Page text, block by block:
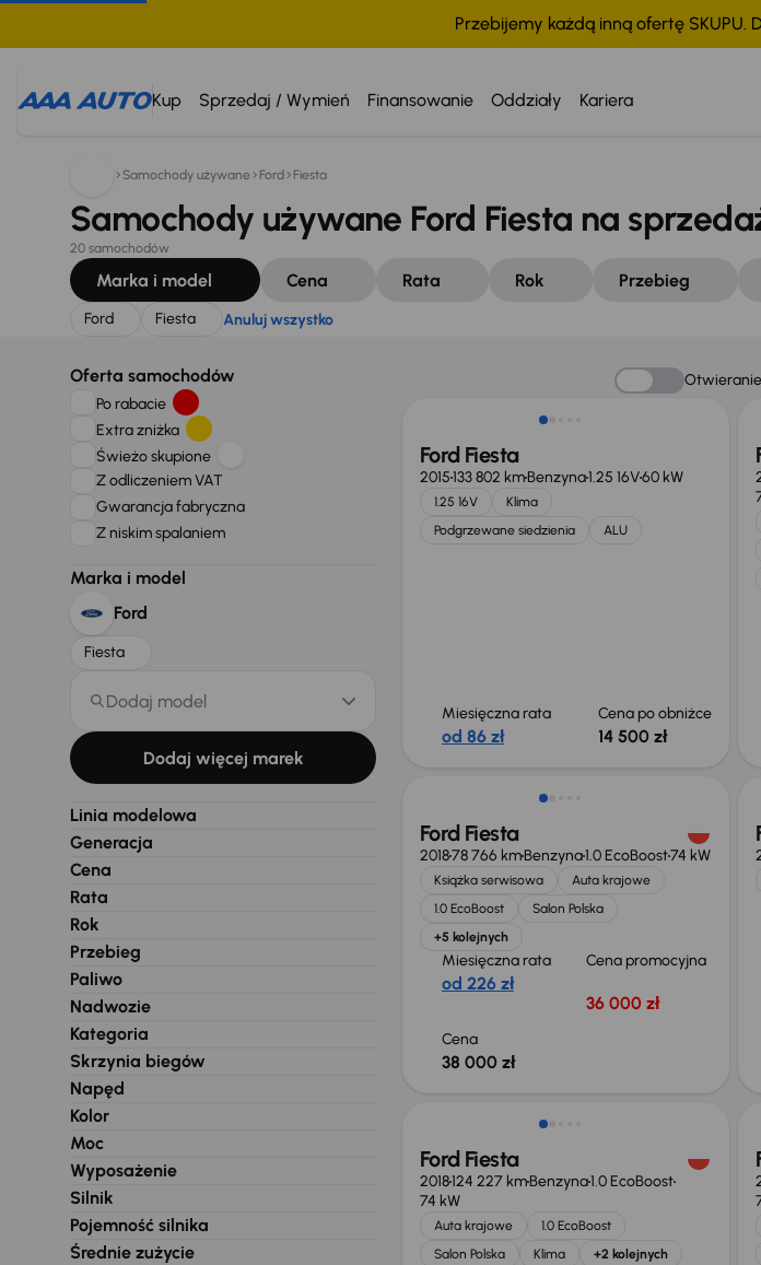
Przebijemy każdą inną ofertę SKUPU.
Kup Sprzedaj / Wymień Finansowanie Oddziały Kariera
Szukam: Anuluj wszystko
Samochody używane Ford Fiesta
Samochody używane Ford Fiesta na
20 samochodów
Marka i model Cena Rata Rok Przebieg
Ford Fiesta Anuluj wszystko
Oferta samochodów
Po rabacie
Extra zniżka
Świeżo skupione
Z odliczeniem VAT
Gwarancja fabryczna
Z niskim spalaniem
Marka i model
Ford
Fiesta
Dodaj model
Dodaj więcej marek
Linia modelowa
Generacja
Cena
Rata
Rok
Przebieg
Paliwo
Nadwozie
Kategoria
Skrzynia biegów
Napęd
Kolor
Moc
Wyposażenie
Silnik
Pojemność silnika
Średnie zużycie
Ford Fiesta
2015133 802 kmBenzyna1.25 16V60 kW
1.25 16V
Klima
Podgrzewane siedzienia
ALU
Miesięczna rata
od 86 zł
Cena po obniżce
14 500 zł
Ford Fiesta
201878 766 kmBenzyna1.0 EcoBoost74 kW
Książka serwisowa
Auta krajowe
1.0 EcoBoost
Salon Polska
+5 kolejnych
Miesięczna rata
od 226 zł
Cena promocyjna
36 000 zł
Cena
38 000 zł
Ford Fiesta
2018124 227 kmBenzyna1.0 EcoBoost
74 kW
Auta krajowe
1.0 EcoBoost
Salon Polska
Klima +2 kolejnych